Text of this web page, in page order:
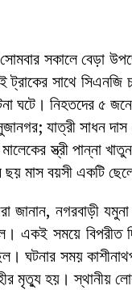
সোমবার সকালে বেড়া
ট্রাকের সাথে সিএনজি
ঘটে। নিহতদের ৫
যাত্রী সাধন
স্ত্রী পান্না
ছয় মাস বয়সী একটি
জানান, নগরবাড়ী
একই সময়ে বিপরীত
ঘটনার সময়
মৃত্যু হয়। স্থানীয়